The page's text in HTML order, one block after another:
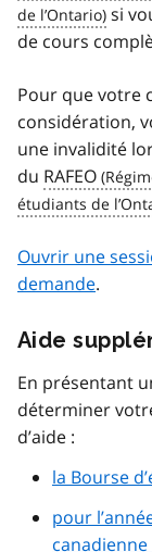
si
de cours
Pour que votre
considération,
une invalidité
du RAFEO
Ouvrir une
demande.
Aide
En présentant
déterminer
d’aide :
la Bourse
pour